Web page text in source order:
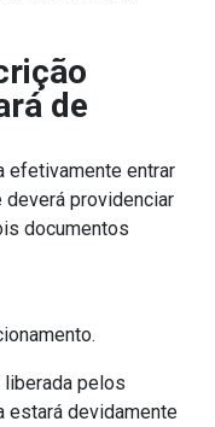
de
efetivamente entrar
deverá providenciar
documentos
pelos
estará devidamente